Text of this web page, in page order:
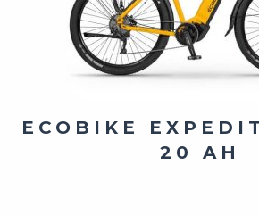
ECOBIKE
20 AH